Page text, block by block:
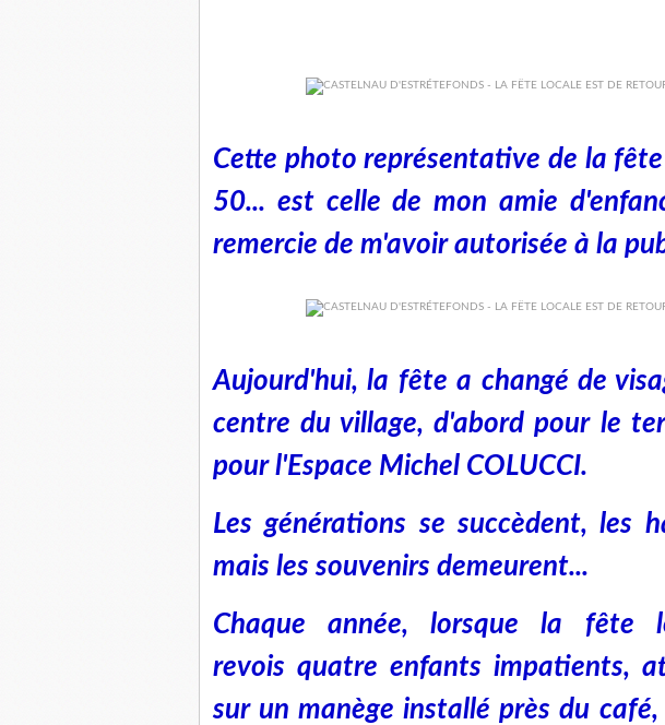
Cette photo représentative de la
50... est celle de mon amie
remercie de m'avoir autorisée à la
Aujourd'hui, la fête a changé de
centre du village, d'abord pour le
pour l'Espace Michel COLUCCI.
Les générations se succèdent, les
mais les souvenirs demeurent...
Chaque année, lorsque la fête
revois quatre enfants impatients,
sur un manège installé près du